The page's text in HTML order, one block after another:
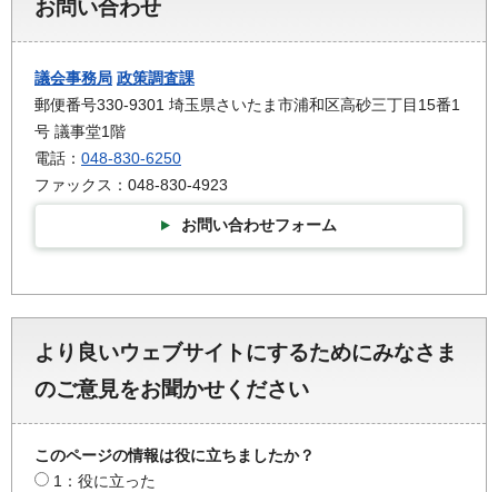
お問い合わせ
議会事務局 政策調査課
郵便番号330-9301 埼玉県さいたま市浦和区高砂三丁目15番1
号 議事堂1階
電話： 048-830-6250
ファックス：048-830-4923
お問い合わせフォーム
より良いウェブサイトにするためにみなさま
のご意見をお聞かせください
このページの情報は役に立ちましたか？
1：役に立った